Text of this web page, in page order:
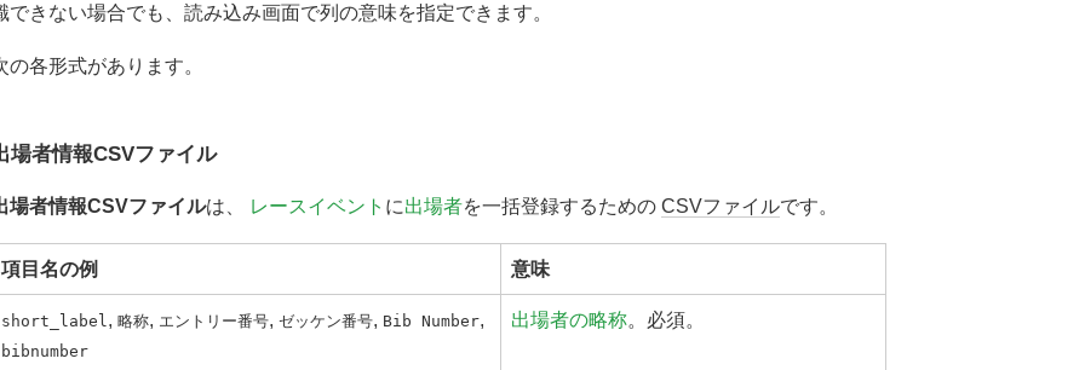
できない場合でも、読み込み画面で列の意味を指定できます。
の各形式があります。
場者情報CSVファイル
場者情報CSVファイルは、 レースイベント に出場者を一括登録するための CSVファイルです。
項目名の例 意味
short_label , 略称, エントリー番号, ゼッケン番号, Bib Number,
bibnumber
出場者の略称。必須。